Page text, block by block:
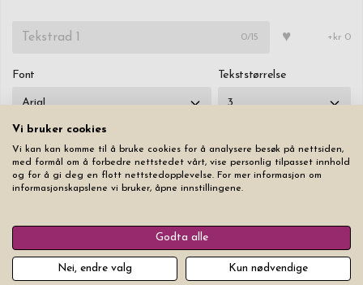
0/15 ♥ +kr 0
Font Tekststørrelse
Nulstill
kr 699,00
Legg produktet i handlekurven
Vi bruker cookies
Vi kan kan komme til å bruke cookies for å analysere besøk på nettsiden,
med formål om å forbedre nettstedet vårt, vise personlig tilpasset innhold
og for å gi deg en flott nettstedopplevelse. For mer informasjon om
informasjonskapslene vi bruker, åpne innstillingene.
Godta alle
Nei, endre valg Kun nødvendige